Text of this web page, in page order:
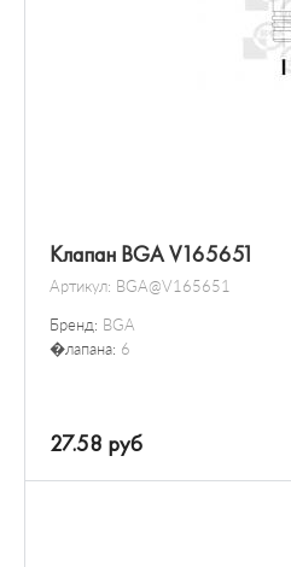
Клапан BGA V165651
Артикул: BGA@V165651
Бренд: BGA
�лапана: 6
27.58 руб